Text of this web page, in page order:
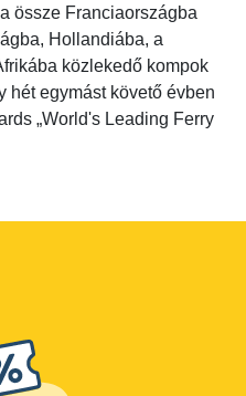
össze Franciaországba
Hollandiába, a
közlekedő kompok
hét egymást követő évben
„World's Leading Ferry